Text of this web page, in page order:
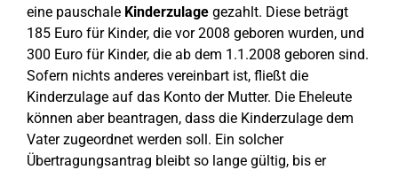
eine pauschale Kinderzulage gezahlt. Diese beträgt
185 Euro für Kinder, die vor 2008 geboren wurden, und
300 Euro für Kinder, die ab dem 1.1.2008 geboren sind.
Sofern nichts anderes vereinbart ist, fließt die
Kinderzulage auf das Konto der Mutter. Die Eheleute
können aber beantragen, dass die Kinderzulage dem
Vater zugeordnet werden soll. Ein solcher
Übertragungsantrag bleibt so lange gültig, bis er